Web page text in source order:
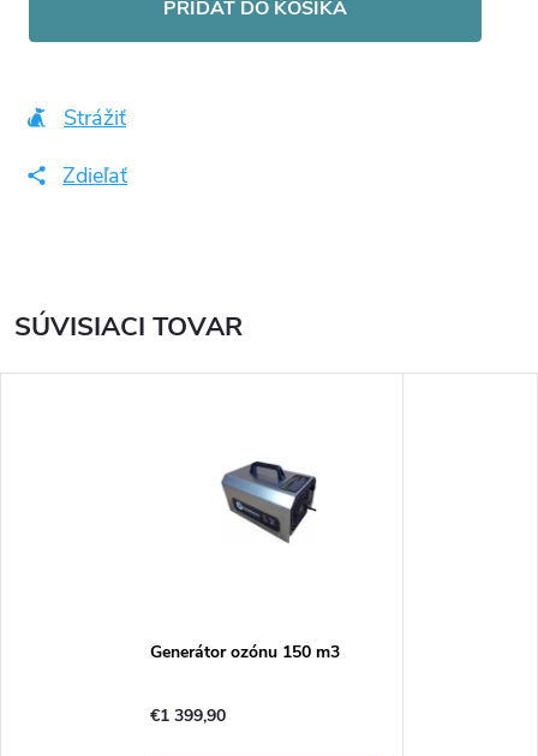
PRIDAŤ DO KOŠÍKA
Strážiť
Zdieľať
SÚVISIACI TOVAR
Generátor ozónu 150 m3
€1 399,90